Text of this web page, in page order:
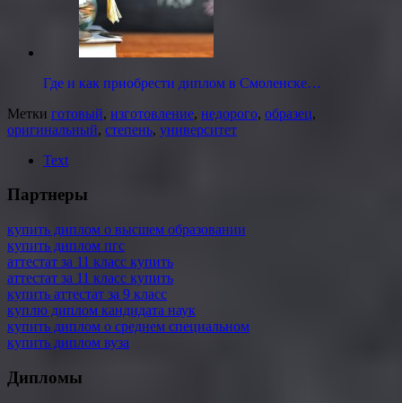
Где и как приобрести диплом в Смоленске…
Метки готовый, изготовление, недорого, образец,
оригинальный, степень, университет
Text
Партнеры
купить диплом о высшем образовании
купить диплом пгс
аттестат за 11 класс купить
аттестат за 11 класс купить
купить аттестат за 9 класс
куплю диплом кандидата наук
купить диплом о среднем специальном
купить диплом вуза
Дипломы